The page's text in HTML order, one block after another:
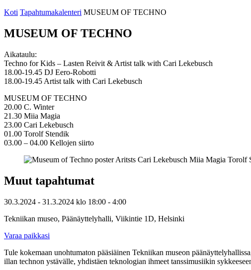
Koti Tapahtumakalenteri MUSEUM OF TECHNO
MUSEUM OF TECHNO
Aikataulu:
Techno for Kids – Lasten Reivit & Artist talk with Cari Lekebusch
18.00-19.45 DJ Eero-Robotti
18.00-19.45 Artist talk with Cari Lekebusch
MUSEUM OF TECHNO
20.00 C. Winter
21.30 Miia Magia
23.00 Cari Lekebusch
01.00 Torolf Stendik
03.00 – 04.00 Kellojen siirto
Muut tapahtumat
30.3.2024 - 31.3.2024 klo 18:00 - 4:00
Tekniikan museo, Päänäyttelyhalli, Viikintie 1D, Helsinki
Varaa paikkasi
Tule kokemaan unohtumaton pääsiäinen Tekniikan museon
illan technon ystävälle, yhdistäen teknologian ihmeet tanssimusiikin